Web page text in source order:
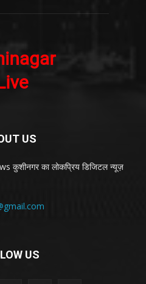
US
कुशीनगर का लोकप्रिय डिजिटल न्यूज़
US